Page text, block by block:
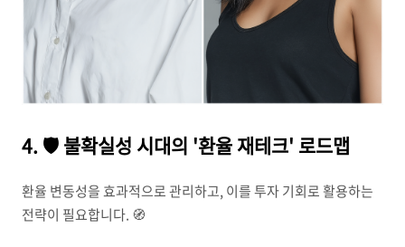
4. 🛡️ 불확실성 시대의 '환율 재테크' 로드맵
환율 변동성을 효과적으로 관리하고, 이를 투자 기회로 활용하는
전략이 필요합니다. 🧭